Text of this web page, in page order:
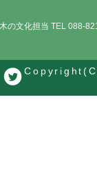
の文化担当 TEL 088-